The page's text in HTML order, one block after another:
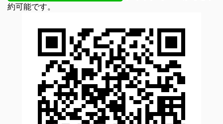
約可能です。